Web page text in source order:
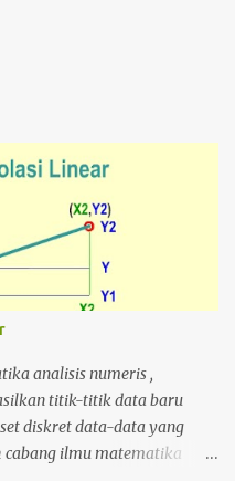
analisis numeris ,
titik-titik data baru
diskret data-data yang
ilmu matematika